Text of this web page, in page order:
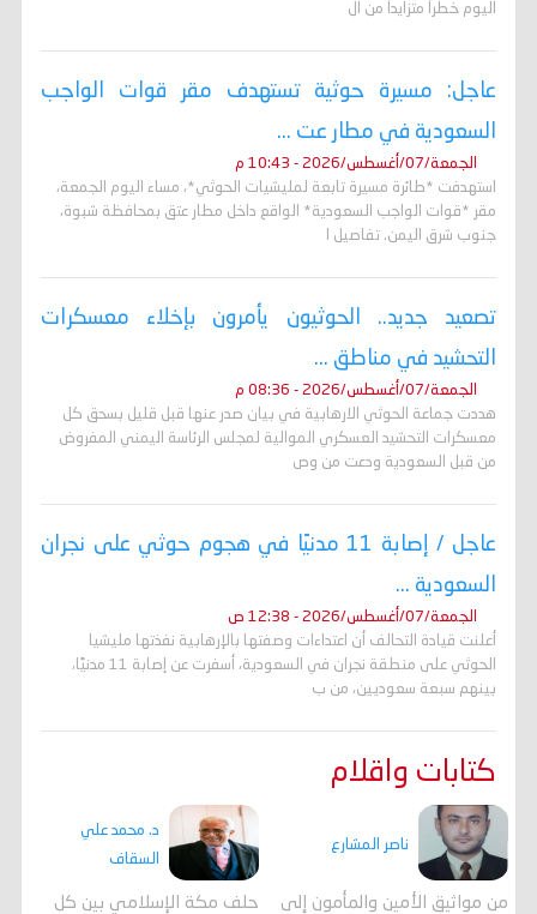
اليوم خطراً متزايداً من ال
عاجل: مسيرة حوثية تستهدف مقر قوات الواجب
السعودية في مطار عت ...
الجمعة/07/أغسطس/2026 - 10:43 م
استهدفت *طائرة مسيرة تابعة لمليشيات الحوثي*، مساء اليوم الجمعة،
مقر *قوات الواجب السعودية* الواقع داخل مطار عتق بمحافظة شبوة،
جنوب شرق اليمن. تفاصيل ا
تصعيد جديد.. الحوثيون يأمرون بإخلاء معسكرات
التحشيد في مناطق ...
الجمعة/07/أغسطس/2026 - 08:36 م
هددت جماعة الحوثي الارهابية في بيان صدر عنها قبل قليل بسحق كل
معسكرات التحشيد العسكري الموالية لمجلس الرئاسة اليمني المفروض
من قبل السعودية ودعت من وص
عاجل / إصابة 11 مدنيًا في هجوم حوثي على نجران
السعودية ...
الجمعة/07/أغسطس/2026 - 12:38 ص
أعلنت قيادة التحالف أن اعتداءات وصفتها بالإرهابية نفذتها مليشيا
الحوثي على منطقة نجران في السعودية، أسفرت عن إصابة 11 مدنيًا،
بينهم سبعة سعوديين، من ب
كتابات واقلام
ناصر المشارع
من مواثيق الأمين والمأمون إلى
د. محمد علي
السقاف
حلف مكة الإسلامي بين كل